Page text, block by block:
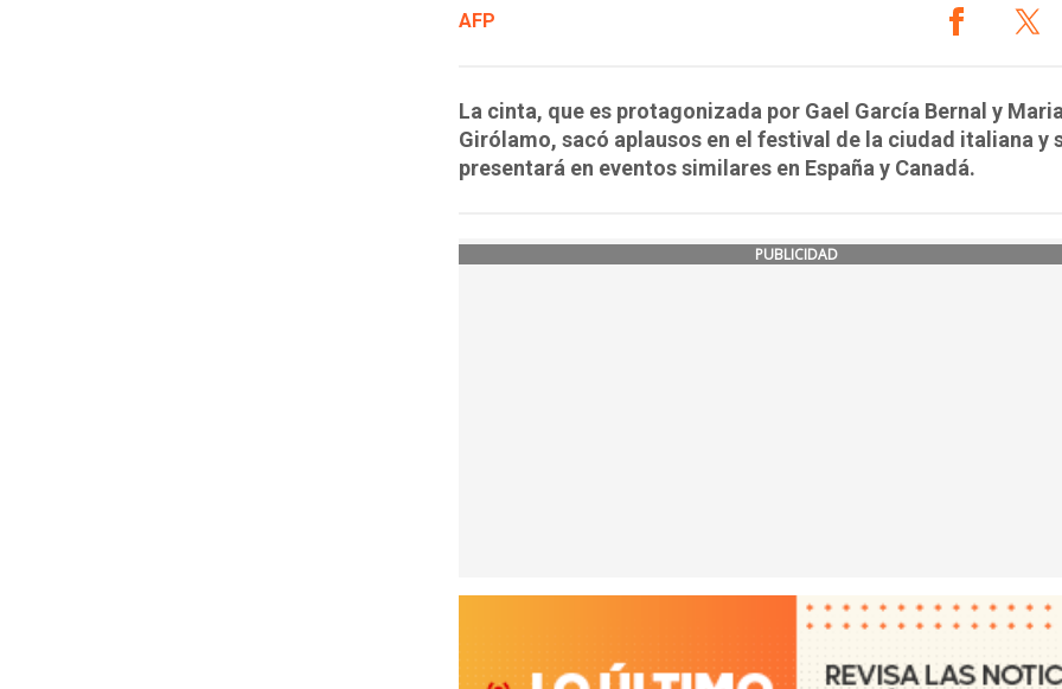
AFP
La cinta, que es protagonizada por Gael García Bernal y
Girólamo, sacó aplausos en el festival de la ciudad italiana y
presentará en eventos similares en España y Canadá.
PUBLICIDAD